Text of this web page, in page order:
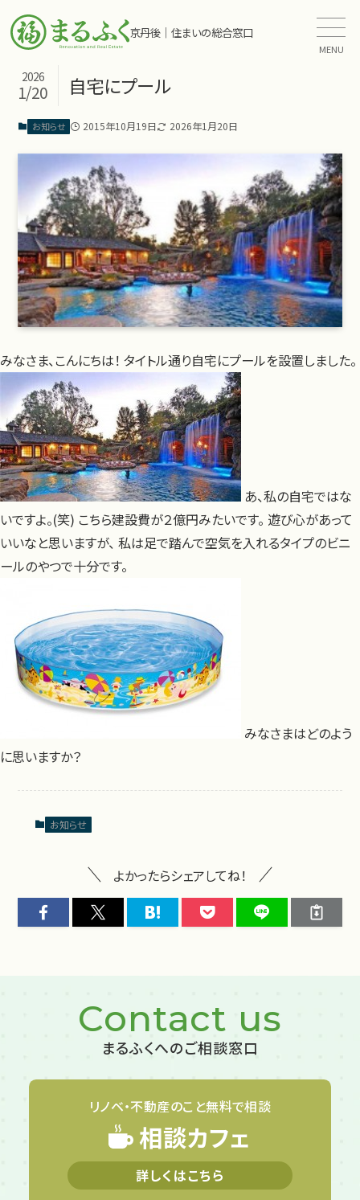
京丹後｜住まいの総合窓口
MENU
自宅にプール
2026
1/20
お知らせ 2015年10月19日 2026年1月20日
みなさま、こんにちは！ タイトル通り自宅にプールを設置しました。
あ、私の自宅ではな
いですよ。(笑) こちら建設費が２億円みたいです。 遊び心があって
いいなと思いますが、 私は足で踏んで空気を入れるタイプのビニ
ールのやつで十分です。
みなさまはどのよう
に思いますか？
お知らせ
よかったらシェアしてね！
Contact us
まるふくへのご相談窓口
リノベ・不動産のこと無料で相談
相談カフェ
詳しくはこちら